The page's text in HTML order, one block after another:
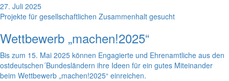
27. Juli 2025
Projekte für gesellschaftlichen Zusammenhalt gesucht
Wettbewerb „machen!2025“
Bis zum 15. Mai 2025 können Engagierte und Ehrenamtliche aus den
ostdeutschen´Bundesländern ihre Ideen für ein gutes Miteinander
beim Wettbewerb „machen!2025“ einreichen.